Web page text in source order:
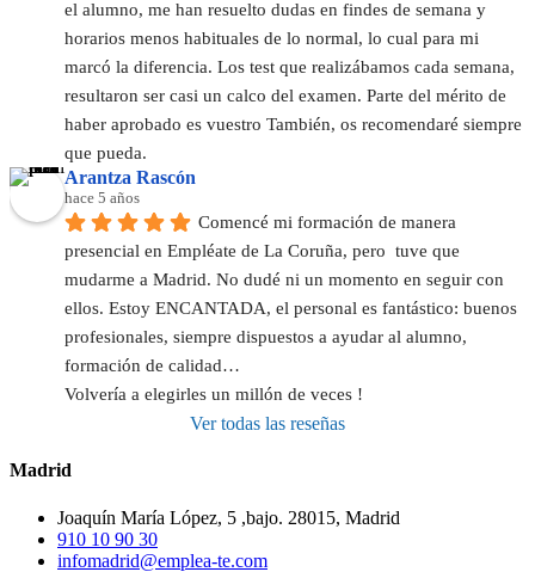
el alumno, me han resuelto dudas en findes de semana y
horarios menos habituales de lo normal, lo cual para mi
marcó la diferencia. Los test que realizábamos cada semana,
resultaron ser casi un calco del examen. Parte del mérito de
haber aprobado es vuestro También, os recomendaré siempre
que pueda.
Arantza Rascón
hace 5 años
Comencé mi formación de manera
presencial en Empléate de La Coruña, pero  tuve que
mudarme a Madrid. No dudé ni un momento en seguir con
ellos. Estoy ENCANTADA, el personal es fantástico: buenos
profesionales, siempre dispuestos a ayudar al alumno,
formación de calidad…
Volvería a elegirles un millón de veces !
Ver todas las reseñas
Madrid
Joaquín María López, 5 ,bajo. 28015, Madrid
910 10 90 30
infomadrid@emplea-te.com